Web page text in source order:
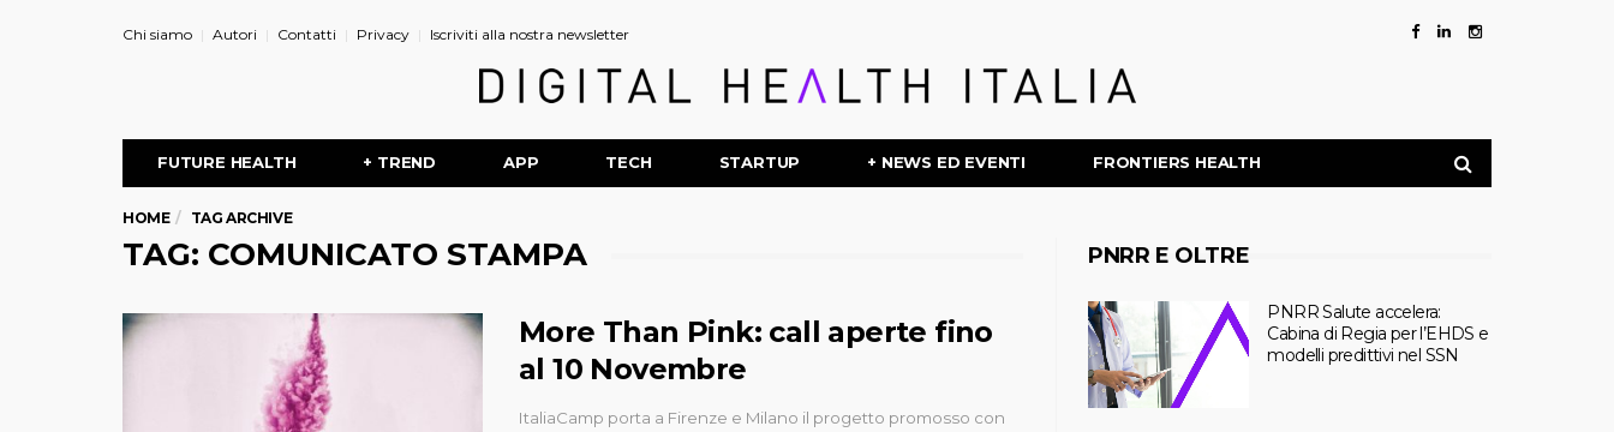
Chi siamo Autori Contatti Privacy Iscriviti alla nostra newsletter
FUTURE HEALTH + TREND APP TECH STARTUP + NEWS ED EVENTI FRONTIERS HEALTH
HOME TAG ARCHIVE
TAG: COMUNICATO STAMPA
More Than Pink: call aperte fino
al 10 Novembre
ItaliaCamp porta a Firenze e Milano il progetto promosso con
PNRR E OLTRE
PNRR Salute accelera:
Cabina di Regia per l’EHDS e
modelli predittivi nel SSN